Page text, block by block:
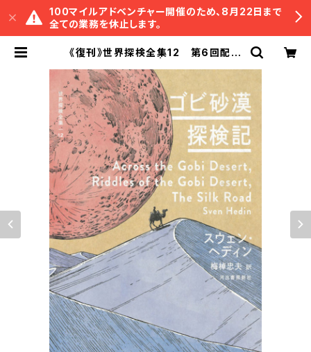
100マイルアドベンチャー開催のため、8月22日まで
全ての業務を休止します。
《復刊》世界探検全集12 第6回配本